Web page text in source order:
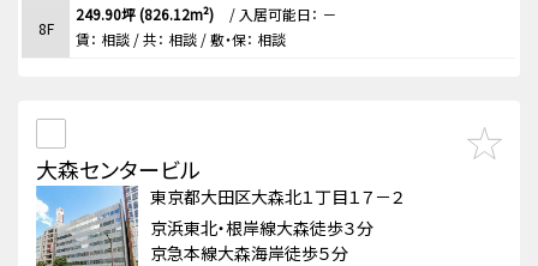
8F
249.90坪 (826.12m²) / 入居可能日： －
賃： 相談 / 共： 相談 / 敷・保： 相談
大森センタービル
東京都大田区大森北１丁目１７－２
京浜東北・根岸線大森徒歩３分
京急本線大森海岸徒歩５分